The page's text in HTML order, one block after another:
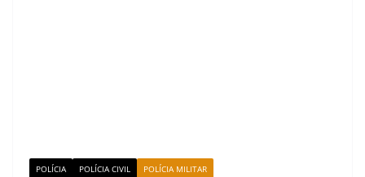
POLÍCIA POLÍCIA CIVIL POLÍCIA MILITAR